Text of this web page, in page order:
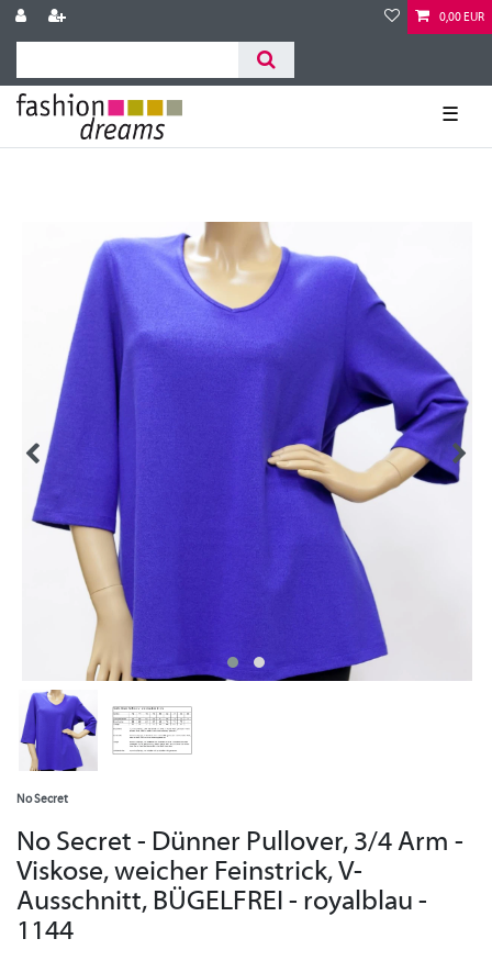
0,00 EUR
☰
No Secret
No Secret - Dünner Pullover, 3/4 Arm -
Viskose, weicher Feinstrick, V-
Ausschnitt, BÜGELFREI - royalblau -
1144